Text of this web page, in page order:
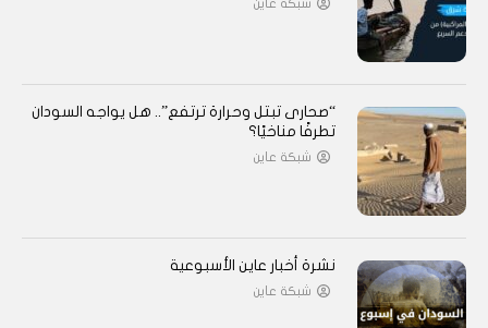
شبكة عاين
“صحارى تبتل وحرارة ترتفع”.. هل يواجه السودان
تطرفًا مناخيًا؟
شبكة عاين
نشرة أخبار عاين الأسبوعية
شبكة عاين